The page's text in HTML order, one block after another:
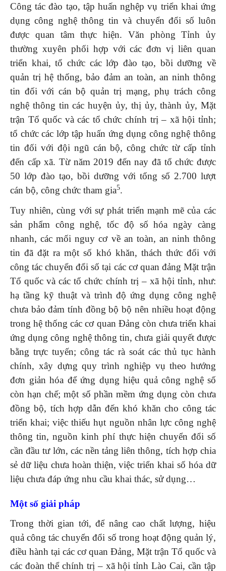
Công tác đào tạo, tập huấn nghệp vụ triển khai ứng
dụng công nghệ thông tin và chuyển đổi số luôn
được quan tâm thực hiện. Văn phòng Tỉnh ủy
thường xuyên phối hợp với các đơn vị liên quan
triển khai, tổ chức các lớp đào tạo, bồi dưỡng về
quản trị hệ thống, bảo đảm an toàn, an ninh thông
tin đối với cán bộ quản trị mạng, phụ trách công
nghệ thông tin các huyện ủy, thị ủy, thành ủy, Mặt
trận Tổ quốc và các tổ chức chính trị – xã hội tỉnh;
tổ chức các lớp tập huấn ứng dụng công nghệ thông
tin đối với đội ngũ cán bộ, công chức từ cấp tỉnh
đến cấp xã. Từ năm 2019 đến nay đã tổ chức được
50 lớp đào tạo, bồi dưỡng với tổng số 2.700 lượt
cán bộ, công chức tham gia5.
Tuy nhiên, cùng với sự phát triển mạnh mẽ của các
sản phẩm công nghệ, tốc độ số hóa ngày càng
nhanh, các mối nguy cơ về an toàn, an ninh thông
tin đã đặt ra một số khó khăn, thách thức đối với
công tác chuyển đổi số tại các cơ quan đảng Mặt trận
Tổ quốc và các tổ chức chính trị – xã hội tỉnh, như:
hạ tầng kỹ thuật và trình độ ứng dụng công nghệ
chưa bảo đảm tính đồng bộ bộ nên nhiều hoạt động
trong hệ thống các cơ quan Đảng còn chưa triển khai
ứng dụng công nghệ thông tin, chưa giải quyết được
bằng trực tuyến; công tác rà soát các thủ tục hành
chính, xây dựng quy trình nghiệp vụ theo hướng
đơn giản hóa để ứng dụng hiệu quả công nghệ số
còn hạn chế; một số phần mềm ứng dụng còn chưa
đồng bộ, tích hợp dẫn đến khó khăn cho công tác
triển khai; việc thiếu hụt nguồn nhân lực công nghệ
thông tin, nguồn kinh phí thực hiện chuyển đổi số
cần đầu tư lớn, các nền tảng liên thông, tích hợp chia
sẻ dữ liệu chưa hoàn thiện, việc triển khai số hóa dữ
liệu chưa đáp ứng nhu cầu khai thác, sử dụng…
Một số giải pháp
Trong thời gian tới, để nâng cao chất lượng, hiệu
quả công tác chuyển đổi số trong hoạt động quản lý,
điều hành tại các cơ quan Đảng, Mặt trận Tổ quốc và
các đoàn thể chính trị – xã hội tỉnh Lào Cai, cần tập